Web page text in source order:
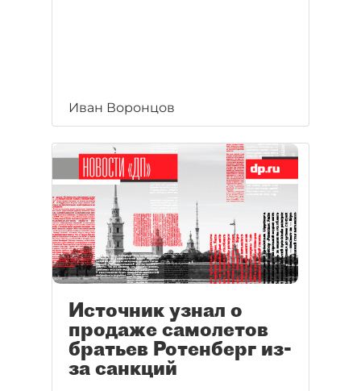
Иван Воронцов
Источник узнал о
продаже самолетов
братьев Ротенберг из-
за санкций